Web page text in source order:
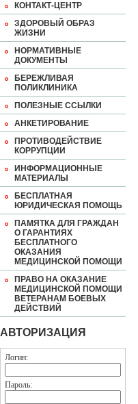
КОНТАКТ-ЦЕНТР
ЗДОРОВЫЙ ОБРАЗ
ЖИЗНИ
НОРМАТИВНЫЕ
ДОКУМЕНТЫ
БЕРЕЖЛИВАЯ
ПОЛИКЛИНИКА
ПОЛЕЗНЫЕ ССЫЛКИ
АНКЕТИРОВАНИЕ
ПРОТИВОДЕЙСТВИЕ
КОРРУПЦИИ
ИНФОРМАЦИОННЫЕ
МАТЕРИАЛЫ
БЕСПЛАТНАЯ
ЮРИДИЧЕСКАЯ ПОМОЩЬ
ПАМЯТКА ДЛЯ ГРАЖДАН
О ГАРАНТИЯХ
БЕСПЛАТНОГО
ОКАЗАНИЯ
МЕДИЦИНСКОЙ ПОМОЩИ
ПРАВО НА ОКАЗАНИЕ
МЕДИЦИНСКОЙ ПОМОЩИ
ВЕТЕРАНАМ БОЕВЫХ
ДЕЙСТВИЙ
АВТОРИЗАЦИЯ
Логин:
Пароль: